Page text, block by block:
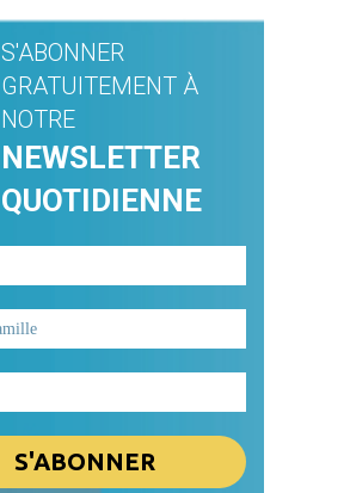
S'ABONNER
GRATUITEMENT À
NOTRE
NEWSLETTER
QUOTIDIENNE